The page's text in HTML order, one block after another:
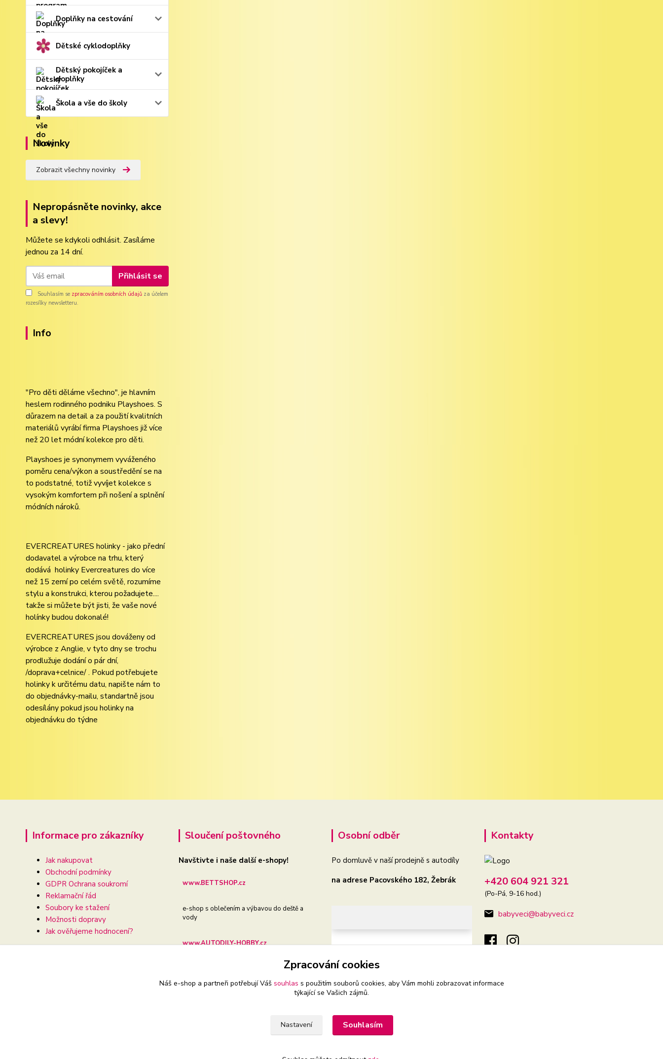
Doplňky na cestování
Dětské cyklodoplňky
Dětský pokojíček a
doplňky
Škola a vše do školy
Novinky
Zobrazit všechny novinky
Nepropásněte novinky, akce
a slevy!
Můžete se kdykoli odhlásit. Zasíláme
jednou za 14 dní.
Přihlásit se
Souhlasím se zpracováním osobních údajů za účelem
rozesílky newsletteru.
Info
"Pro děti děláme všechno", je hlavním
heslem rodinného podniku Playshoes. S
důrazem na detail a za použití kvalitních
materiálů vyrábí firma Playshoes již více
než 20 let módní kolekce pro děti.
Playshoes je synonymem vyváženého
poměru cena/výkon a soustředění se na
to podstatné, totiž vyvíjet kolekce s
vysokým komfortem při nošení a splnění
módních nároků.
EVERCREATURES holinky - jako přední
dodavatel a výrobce na trhu, který
dodává holinky Evercreatures do více
než 15 zemí po celém světě, rozumíme
stylu a konstrukci, kterou požadujete....
takže si můžete být jisti, že vaše nové
holínky budou dokonalé!
EVERCREATURES jsou dováženy od
výrobce z Anglie, v tyto dny se trochu
prodlužuje dodání o pár dní,
/doprava+celnice/ . Pokud potřebujete
holinky k určitému datu, napište nám to
do objednávky-mailu, standartně jsou
odesílány pokud jsou holinky na
objednávku do týdne
Informace pro zákazníky
Jak nakupovat
Obchodní podmínky
GDPR Ochrana soukromí
Reklamační řád
Soubory ke stažení
Možnosti dopravy
Jak ověřujeme hodnocení?
Sloučení poštovného
Navštivte i naše další e-shopy!
www.BETTSHOP.cz
e-shop s oblečením a výbavou do deště a
vody
www.AUTODILY-HOBBY.cz
e-shop pro vaše auto, dílnu i zahradu
Osobní odběr
Po domluvě v naší prodejně s autodíly
na adrese Pacovského 182, Žebrák
Kontakty
+420 604 921 321
(Po-Pá, 9-16 hod.)
babyveci@babyveci.cz
Zpracování cookies
Náš e-shop a partneři potřebují Váš souhlas s použitím souborů cookies, aby Vám mohli zobrazovat informace
týkající se Vašich zájmů.
Nastavení Souhlasím